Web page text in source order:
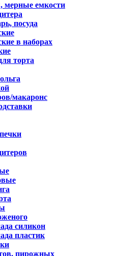
мерные емкости
посуда
в наборах
торта
макаронс
силикон
пластик
пирожных